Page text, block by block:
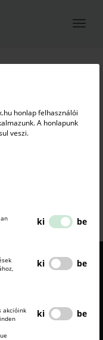
honlap felhasználói
A honlapunk
veszi.
ki be
ki be
akcióink
ki be
Menü
RENDSZER
ESZTERGOM